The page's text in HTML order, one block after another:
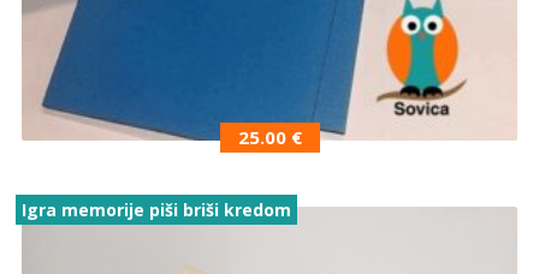
25.00 €
Igra memorije piši briši kredom